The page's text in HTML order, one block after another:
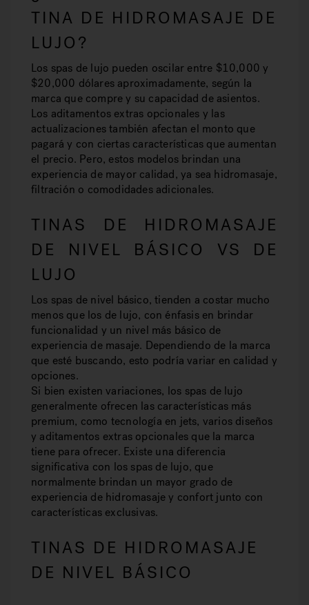
TINA DE HIDROMASAJE DE
LUJO?
Los spas de lujo pueden oscilar entre $10,000 y
$20,000 dólares aproximadamente, según la
marca que compre y su capacidad de asientos.
Los aditamentos extras opcionales y las
actualizaciones también afectan el monto que
pagará y con ciertas características que aumentan
el precio. Pero, estos modelos brindan una
experiencia de mayor calidad, ya sea hidromasaje,
filtración o comodidades adicionales.
TINAS DE HIDROMASAJE
DE NIVEL BÁSICO VS DE
LUJO
Los spas de nivel básico, tienden a costar mucho
menos que los de lujo, con énfasis en brindar
funcionalidad y un nivel más básico de
experiencia de masaje. Dependiendo de la marca
que esté buscando, esto podría variar en calidad y
opciones.
Si bien existen variaciones, los spas de lujo
generalmente ofrecen las características más
premium, como tecnología en jets, varios diseños
y aditamentos extras opcionales que la marca
tiene para ofrecer. Existe una diferencia
significativa con los spas de lujo, que
normalmente brindan un mayor grado de
experiencia de hidromasaje y confort junto con
características exclusivas.
TINAS DE HIDROMASAJE
DE NIVEL BÁSICO